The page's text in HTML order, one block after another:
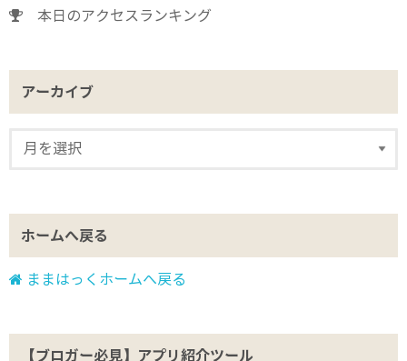
本日のアクセスランキング
アーカイブ
ホームへ戻る
ままはっくホームへ戻る
【ブロガー必見】アプリ紹介ツール